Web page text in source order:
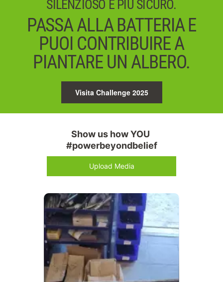
SILENZIOSO E PIÙ SICURO.
PASSA ALLA BATTERIA E
PUOI CONTRIBUIRE A
PIANTARE UN ALBERO.
Visita Challenge 2025
Show us how YOU
#powerbeyondbelief
Upload Media
Media Carousel
Carousel with product photos. Use the previous and next